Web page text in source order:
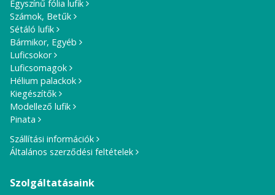
Egyszínű fólia lufik
Számok, Betűk
Sétáló lufik
Bármikor, Egyéb
Luficsokor
Luficsomagok
Hélium palackok
Kiegészítők
Modellező lufik
Pinata
Szállítási információk
Általános szerződési feltételek
Szolgáltatásaink